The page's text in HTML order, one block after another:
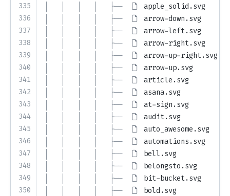
335
336
337
338
339
340
341
342
343
344
345
346
347
348
349
350
│   │   │   │   ├──
apple_solid.svg
│   │   │   │   ├──
arrow-down.svg
│   │   │   │   ├──
arrow-left.svg
│   │   │   │   ├──
arrow-right.svg
│   │   │   │   ├──
arrow-up-right.svg
│   │   │   │   ├──
arrow-up.svg
│   │   │   │   ├──
article.svg
│   │   │   │   ├──
asana.svg
│   │   │   │   ├──
at-sign.svg
│   │   │   │   ├──
audit.svg
│   │   │   │   ├──
auto_awesome.svg
│   │   │   │   ├──
automations.svg
│   │   │   │   ├──
bell.svg
│   │   │   │   ├──
belongsto.svg
│   │   │   │   ├──
bit-bucket.svg
│   │   │   │   ├──
bold.svg